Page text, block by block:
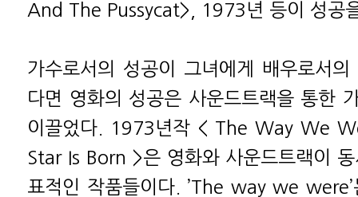
And The Pussycat>, 1973년 등이 성공
가수로서의 성공이 그녀에게 배우로서
다면 영화의 성공은 사운드트랙을 통한
이끌었다. 1973년작 < The Way We
Star Is Born >은 영화와 사운드트랙이
표적인 작품들이다. ’The way we